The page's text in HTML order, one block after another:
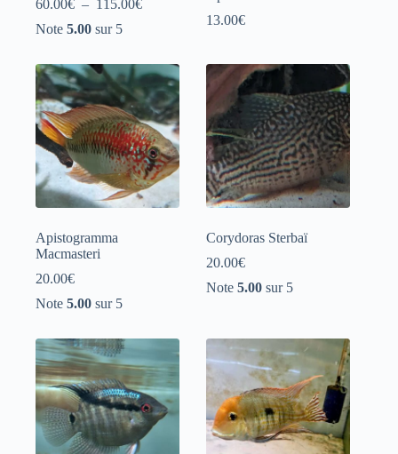
60.00€ – 115.00€
à
115.00€
Note 5.00 sur 5
13.00€
Apistogramma
Macmasteri
20.00€
Note 5.00 sur 5
Corydoras Sterbaï
20.00€
Note5.00 sur 5